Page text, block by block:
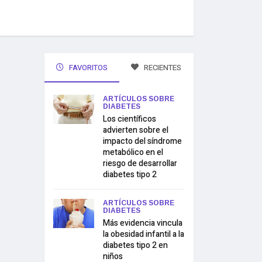
FAVORITOS RECIENTES
ARTÍCULOS SOBRE
DIABETES
Los científicos
advierten sobre el
impacto del síndrome
metabólico en el
riesgo de desarrollar
diabetes tipo 2
ARTÍCULOS SOBRE
DIABETES
Más evidencia vincula
la obesidad infantil a la
diabetes tipo 2 en
niños